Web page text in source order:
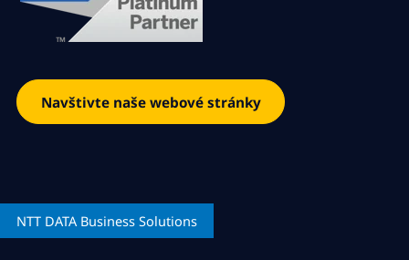
Navštivte naše webové stránky
NTT DATABusiness Solutions